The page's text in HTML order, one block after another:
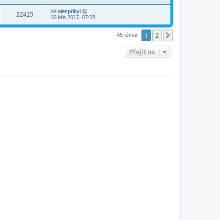
22415 od alespribyl
16 bře 2017, 07:28
45 témat 1 2
Přejít na